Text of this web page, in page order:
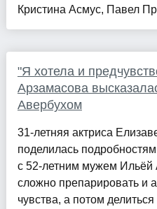
Кристина Асмус, Павел
"Я хотела и
Арзамасова
Авербухом
31-летняя актриса
поделилась
с 52-летним мужем
сложно препарировать и
чувства, а потом